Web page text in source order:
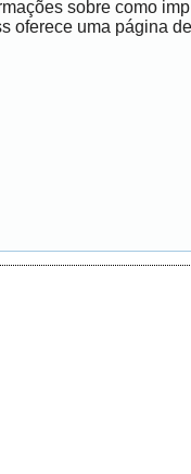
sobre como
oferece uma página